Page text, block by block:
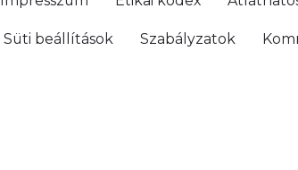
Süti beállítások Szabályzatok